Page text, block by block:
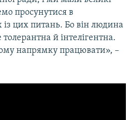
просунутися в
із цих питань. Бо він людина
й інтелігентна.
напрямку працювати», –